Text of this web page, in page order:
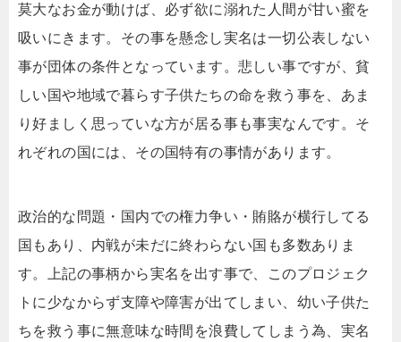
莫大なお金が動けば、必ず欲に溺れた人間が甘い蜜を
吸いにきます。その事を懸念し実名は一切公表しない
事が団体の条件となっています。悲しい事ですが、貧
しい国や地域で暮らす子供たちの命を救う事を、あま
り好ましく思っていな方が居る事も事実なんです。そ
れぞれの国には、その国特有の事情があります。
政治的な問題・国内での権力争い・賄賂が横行してる
国もあり、内戦が未だに終わらない国も多数ありま
す。上記の事柄から実名を出す事で、このプロジェク
トに少なからず支障や障害が出てしまい、幼い子供た
ちを救う事に無意味な時間を浪費してしまう為、実名